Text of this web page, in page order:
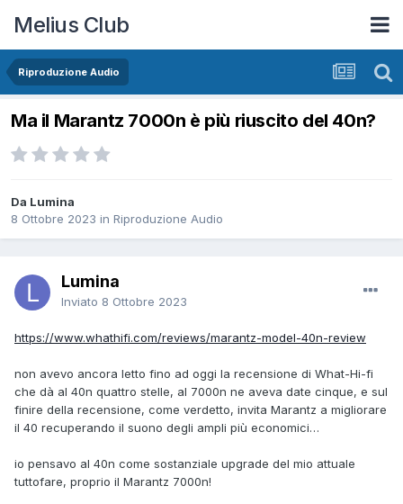
Melius Club
Riproduzione Audio
Ma il Marantz 7000n è più riuscito del 40n?
Da Lumina
8 Ottobre 2023 in Riproduzione Audio
Lumina
Inviato 8 Ottobre 2023
https://www.whathifi.com/reviews/marantz-model-40n-review
non avevo ancora letto fino ad oggi la recensione di What-Hi-fi
che dà al 40n quattro stelle, al 7000n ne aveva date cinque, e sul
finire della recensione, come verdetto, invita Marantz a migliorare
il 40 recuperando il suono degli ampli più economici…
io pensavo al 40n come sostanziale upgrade del mio attuale
tuttofare, proprio il Marantz 7000n!